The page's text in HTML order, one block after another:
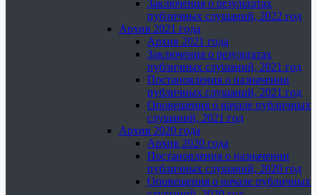
Заключения о результатах
публичных слушаний, 2022 год
Архив 2021 года
Архив 2021 года
Заключения о результатах
публичных слушаний, 2021 год
Постановления о назначении
публичных слушаний, 2021 год
Оповещения о начале публичных
слушаний, 2021 год
Архив 2020 года
Архив 2020 года
Постановления о назначении
публичных слушаний, 2020 год
Оповещения о начале публичных